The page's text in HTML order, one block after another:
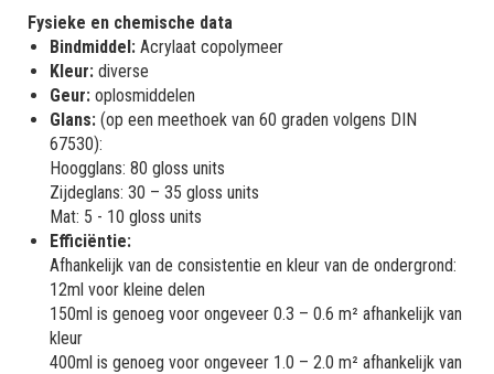
Fysieke en chemische data
Bindmiddel: Acrylaat copolymeer
Kleur: diverse
Geur: oplosmiddelen
Glans: (op een meethoek van 60 graden volgens DIN
67530):
Hoogglans: 80 gloss units
Zijdeglans: 30 – 35 gloss units
Mat: 5 - 10 gloss units
Efficiëntie:
Afhankelijk van de consistentie en kleur van de ondergrond:
12ml voor kleine delen
150ml is genoeg voor ongeveer 0.3 – 0.6 m² afhankelijk van
kleur
400ml is genoeg voor ongeveer 1.0 – 2.0 m² afhankelijk van